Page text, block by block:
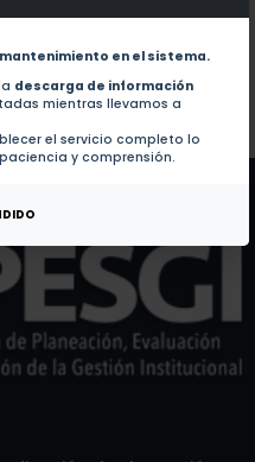
en el sistema.
descarga de información
mientras llevamos a
el servicio completo lo
y comprensión.
autor.
este autor.